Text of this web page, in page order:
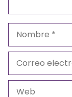
Nombre
electrónico